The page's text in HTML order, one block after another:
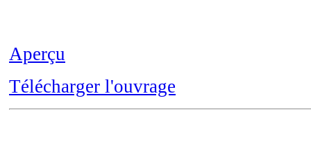
Aperçu
Télécharger l'ouvrage